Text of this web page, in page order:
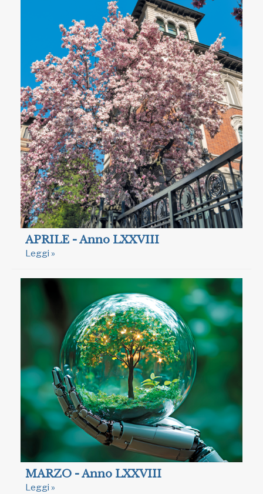
APRILE - Anno LXXVIII
Leggi »
MARZO - Anno LXXVIII
Leggi »